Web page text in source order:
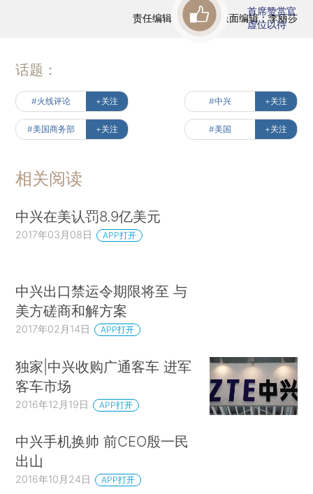
责任编辑：屈运栩 | 版面编辑：李丽莎
首席赞赏官
虚位以待
话题：
#火线评论 +关注 #中兴 +关注
#美国商务部 +关注 #美国 +关注
相关阅读
中兴在美认罚8.9亿美元
2017年03月08日 APP打开
中兴出口禁运令期限将至 与
美方磋商和解方案
2017年02月14日 APP打开
独家|中兴收购广通客车 进军
客车市场
2016年12月19日 APP打开
中兴手机换帅 前CEO殷一民
出山
2016年10月24日 APP打开